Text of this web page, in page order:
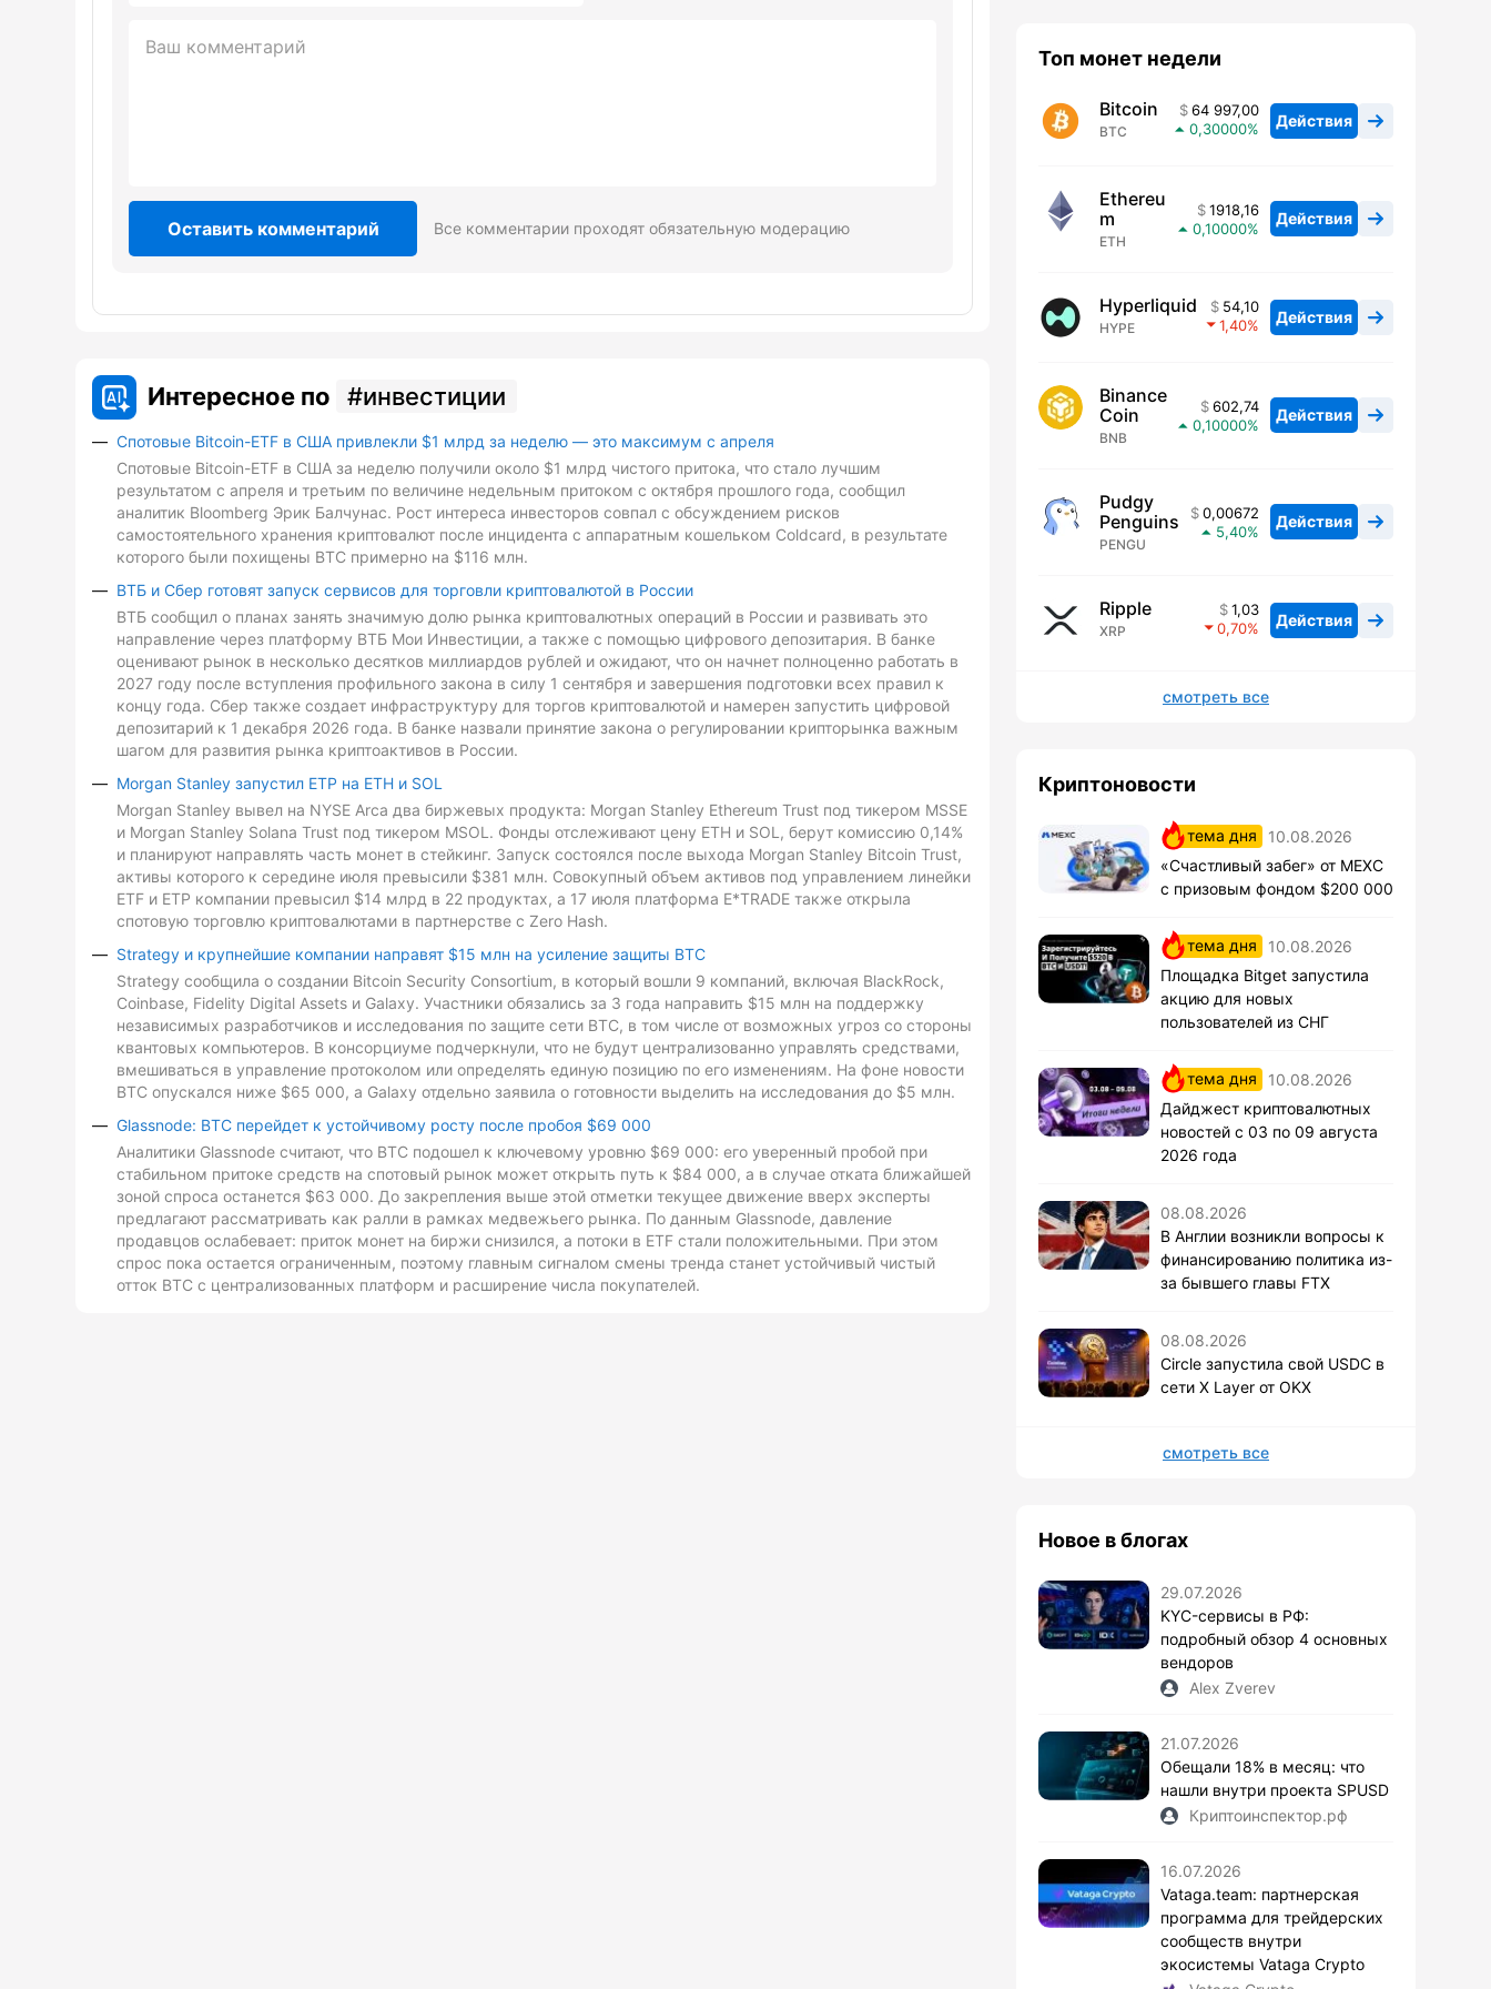
Оставить комментарий Все комментарии проходят обязательную модерацию
Интересное по инвестиции
Спотовые Bitcoin-ETF в США привлекли $1 млрд за неделю — это максимум с апреля
Спотовые Bitcoin-ETF в США за неделю получили около $1 млрд чистого притока, что стало лучшим
результатом с апреля и третьим по величине недельным притоком с октября прошлого года, сообщил
аналитик Bloomberg Эрик Балчунас. Рост интереса инвесторов совпал с обсуждением рисков
самостоятельного хранения криптовалют после инцидента с аппаратным кошельком Coldcard, в результате
которого были похищены BTC примерно на $116 млн.
ВТБ и Сбер готовят запуск сервисов для торговли криптовалютой в России
ВТБ сообщил о планах занять значимую долю рынка криптовалютных операций в России и развивать это
направление через платформу ВТБ Мои Инвестиции, а также с помощью цифрового депозитария. В банке
оценивают рынок в несколько десятков миллиардов рублей и ожидают, что он начнет полноценно работать в
2027 году после вступления профильного закона в силу 1 сентября и завершения подготовки всех правил к
концу года. Сбер также создает инфраструктуру для торгов криптовалютой и намерен запустить цифровой
депозитарий к 1 декабря 2026 года. В банке назвали принятие закона о регулировании крипторынка важным
шагом для развития рынка криптоактивов в России.
Morgan Stanley запустил ETP на ETH и SOL
Morgan Stanley вывел на NYSE Arca два биржевых продукта: Morgan Stanley Ethereum Trust под тикером MSSE
и Morgan Stanley Solana Trust под тикером MSOL. Фонды отслеживают цену ETH и SOL, берут комиссию 0,14%
и планируют направлять часть монет в стейкинг. Запуск состоялся после выхода Morgan Stanley Bitcoin Trust,
активы которого к середине июля превысили $381 млн. Совокупный объем активов под управлением линейки
ETF и ETP компании превысил $14 млрд в 22 продуктах, а 17 июля платформа E*TRADE также открыла
спотовую торговлю криптовалютами в партнерстве с Zero Hash.
Strategy и крупнейшие компании направят $15 млн на усиление защиты BTC
Strategy сообщила о создании Bitcoin Security Consortium, в который вошли 9 компаний, включая BlackRock,
Coinbase, Fidelity Digital Assets и Galaxy. Участники обязались за 3 года направить $15 млн на поддержку
независимых разработчиков и исследования по защите сети BTC, в том числе от возможных угроз со стороны
квантовых компьютеров. В консорциуме подчеркнули, что не будут централизованно управлять средствами,
вмешиваться в управление протоколом или определять единую позицию по его изменениям. На фоне новости
BTC опускался ниже $65 000, а Galaxy отдельно заявила о готовности выделить на исследования до $5 млн.
Glassnode: BTC перейдет к устойчивому росту после пробоя $69 000
Аналитики Glassnode считают, что BTC подошел к ключевому уровню $69 000: его уверенный пробой при
стабильном притоке средств на спотовый рынок может открыть путь к $84 000, а в случае отката ближайшей
зоной спроса останется $63 000. До закрепления выше этой отметки текущее движение вверх эксперты
предлагают рассматривать как ралли в рамках медвежьего рынка. По данным Glassnode, давление
продавцов ослабевает: приток монет на биржи снизился, а потоки в ETF стали положительными. При этом
спрос пока остается ограниченным, поэтому главным сигналом смены тренда станет устойчивый чистый
отток BTC с централизованных платформ и расширение числа покупателей.
Топ монет недели
Bitcoin
BTC
64 997,00
0,30000
Действия
Ethereu
m
ETH
1918,16
0,10000
Действия
Hyperliquid
HYPE
54,10
1,40
Действия
Binance
Coin
BNB
602,74
0,10000
Действия
Pudgy
Penguins
PENGU
0,00672
5,40
Действия
Ripple
XRP
1,03
0,70
Действия
смотреть все
Криптоновости
тема дня
10.08.2026
«Счастливый забег» от MEXC
с призовым фондом $200 000
тема дня
10.08.2026
Площадка Bitget запустила
акцию для новых
пользователей из СНГ
тема дня
10.08.2026
Дайджест криптовалютных
новостей с 03 по 09 августа
2026 года
08.08.2026
В Англии возникли вопросы к
финансированию политика из-
за бывшего главы FTX
08.08.2026
Circle запустила свой USDC в
сети X Layer от OKX
смотреть все
Новое в блогах
29.07.2026
KYC-сервисы в РФ:
подробный обзор 4 основных
вендоров
Alex Zverev
21.07.2026
Обещали 18% в месяц: что
нашли внутри проекта SPUSD
Криптоинспектор.рф
16.07.2026
Vataga.team: партнерская
программа для трейдерских
сообществ внутри
экосистемы Vataga Crypto